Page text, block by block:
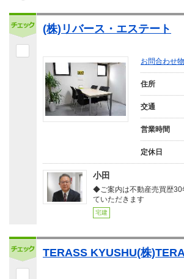
(株)リバース・エステート
お問合わせ
住所
交通
営業時間
定休日
小田
◆ご案内は不動産売買歴30
ていただきます
宅建
TERASS KYUSHU(株